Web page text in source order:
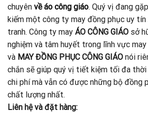
chuyên về áo công giáo. Quý vị đang
kiếm một công ty may đồng phục uy tín
tranh. Công ty may ÁO CÔNG GIÁO sở
nghiệm và tâm huyết trong lĩnh vực
và MAY ĐỒNG PHỤC CÔNG GIÁO nói
chắn sẽ giúp quý vị tiết kiệm tối đa
chi phí mà vẫn có được những bộ đồng
chất lượng nhất.
Liên hệ và đặt hàng: